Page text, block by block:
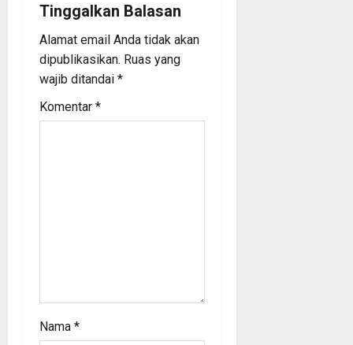
g
a
i
Tinggalkan Balasan
Alamat email Anda tidak akan
dipublikasikan. Ruas yang
wajib ditandai *
Komentar *
Nama *